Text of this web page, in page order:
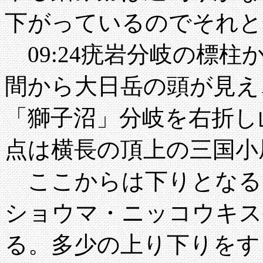
下がっているのでそれ
09:24疣岩分岐の標柱
間から大日岳の頭が見
「獅子沼」分岐を右折
点は横長の頂上の三国
ここからは下りとなる
ショウマ・ニッコウキ
る。多少の上り下りを